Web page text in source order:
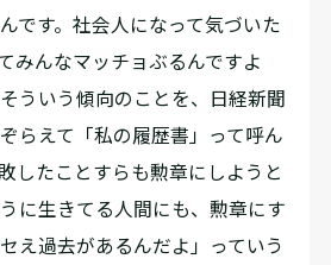
です。社会人になって気づいた
みんなマッチョぶるんですよ
ういう傾向のことを、日経新聞
らえて「私の履歴書」って呼ん
したことすらも勲章にしようと
に生きてる人間にも、勲章にす
え過去があるんだよ」っていう